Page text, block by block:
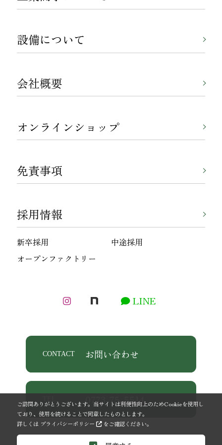
設備について
会社概要
オンラインショップ
免責事項
採用情報
新卒採用
中途採用
オープンファクトリー
LINE
CONTACT お問い合わせ
0773-75-5514
ご訪問ありがとうございます。当サイトは利便性向上のためCookieを使用し
ており、使用を続けることで同意したものとします。
詳しくは プライバシーポリシー をご確認ください。